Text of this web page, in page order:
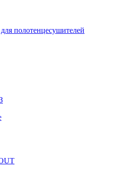
полотенцесушителей